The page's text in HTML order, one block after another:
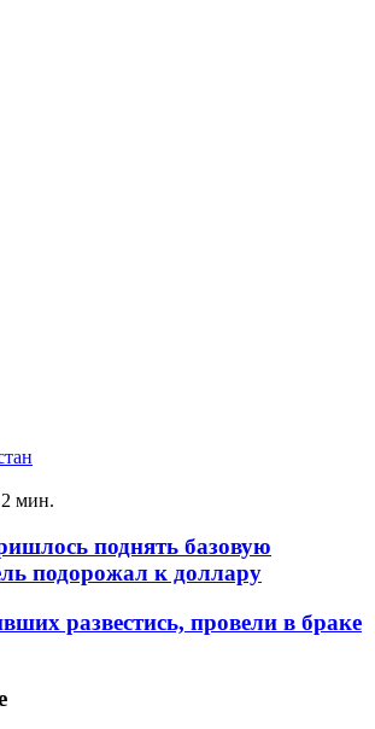
мин.
поднять базовую
подорожал к доллару
развестись, провели в браке